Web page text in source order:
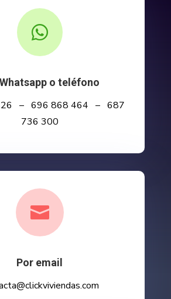

o teléfono
– 696 868 464 – 687
736 300

Por email